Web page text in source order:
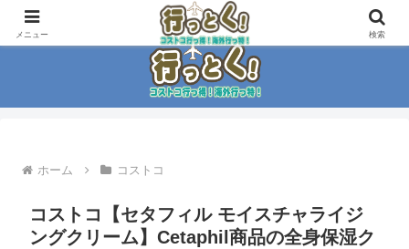
コストコ大好き家族がイチ押商品紹介！！
ホーム コストコ
コストコ【セタフィル モイスチャライジ
ングクリーム】Cetaphil商品の全身保湿ク
メニュー 検索